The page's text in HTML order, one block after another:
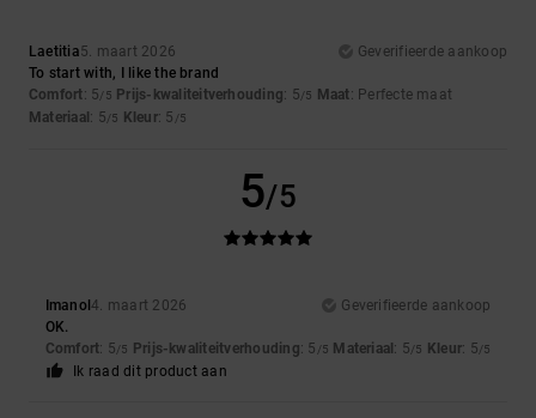
Laetitia5. maart 2026
Geverifieerde aankoop
To start with, I like the brand
Comfort: 5/5 Prijs-kwaliteitverhouding: 5/5 Maat: Perfecte maat
Materiaal : 5/5 Kleur: 5 /5
5/5
Imanol4. maart 2026
Geverifieerde aankoop
OK.
Comfort: 5/5 Prijs-kwaliteitverhouding: 5 /5 Materiaal : 5/5 Kleur: 5/5
Ik raad dit product aan